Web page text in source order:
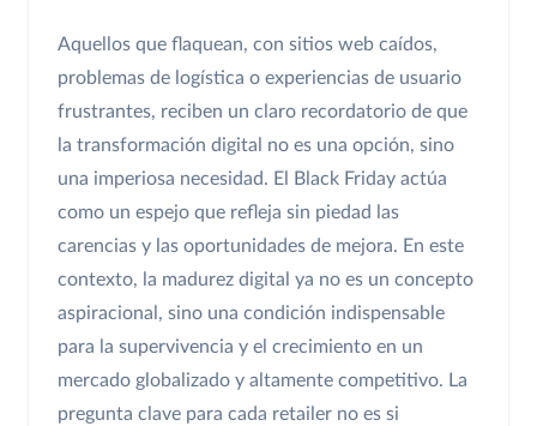
Aquellos que flaquean, con sitios web caídos,
problemas de logística o experiencias de usuario
frustrantes, reciben un claro recordatorio de que
la transformación digital no es una opción, sino
una imperiosa necesidad. El Black Friday actúa
como un espejo que refleja sin piedad las
carencias y las oportunidades de mejora. En este
contexto, la madurez digital ya no es un concepto
aspiracional, sino una condición indispensable
para la supervivencia y el crecimiento en un
mercado globalizado y altamente competitivo. La
pregunta clave para cada retailer no es si